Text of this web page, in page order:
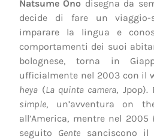
Natsume Ono disegna da
decide di fare un
imparare la lingua e
comportamenti dei suoi
bolognese, torna in
ufficialmente nel 2003 con il
heya (La quinta camera, Jpop).
simple, un’avventura on
all’America, mentre nel 2005
seguito Gente sanciscono il